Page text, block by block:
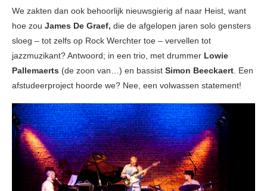
We zakten dan ook behoorlijk nieuwsgierig af naar Heist, want
hoe zou James De Graef, die de afgelopen jaren solo gensters
sloeg – tot zelfs op Rock Werchter toe – vervellen tot
jazzmuzikant? Antwoord; in een trio, met drummer Lowie
Pallemaerts (de zoon van…) en bassist Simon Beeckaert . Een
afstudeerproject hoorde we? Nee, een volwassen statement!